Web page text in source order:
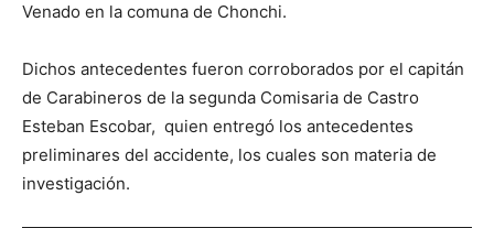
Venado en la comuna de Chonchi.
Dichos antecedentes fueron corroborados por el capitán
de Carabineros de la segunda Comisaria de Castro
Esteban Escobar, quien entregó los antecedentes
preliminares del accidente, los cuales son materia de
investigación.